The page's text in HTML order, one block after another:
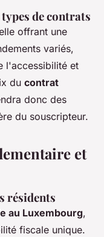
de contrats
offrant une
variés,
l'accessibilité et
du contrat
donc des
du souscripteur.
et
résidents
au Luxembourg,
fiscale unique.